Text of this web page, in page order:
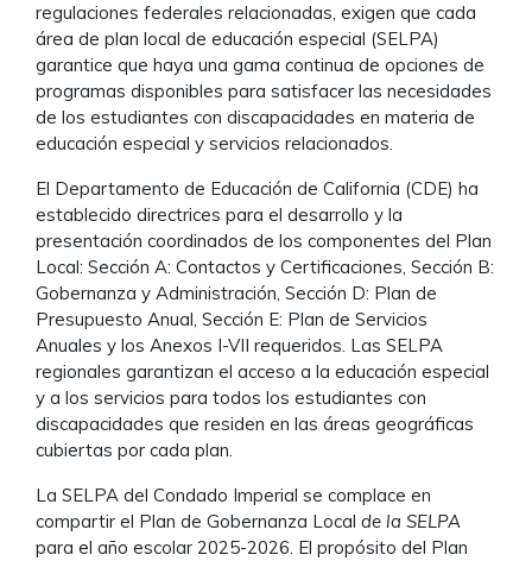
regulaciones federales relacionadas, exigen que cada
área de plan local de educación especial (SELPA)
garantice que haya una gama continua de opciones de
programas disponibles para satisfacer las necesidades
de los estudiantes con discapacidades en materia de
educación especial y servicios relacionados.
El Departamento de Educación de California (CDE) ha
establecido directrices para el desarrollo y la
presentación coordinados de los componentes del Plan
Local: Sección A: Contactos y Certificaciones, Sección B:
Gobernanza y Administración, Sección D: Plan de
Presupuesto Anual, Sección E: Plan de Servicios
Anuales y los Anexos I-VII requeridos. Las SELPA
regionales garantizan el acceso a la educación especial
y a los servicios para todos los estudiantes con
discapacidades que residen en las áreas geográficas
cubiertas por cada plan.
La SELPA del Condado Imperial se complace en
compartir el Plan de Gobernanza Local de la SELPA
para el año escolar 2025-2026. El propósito del Plan